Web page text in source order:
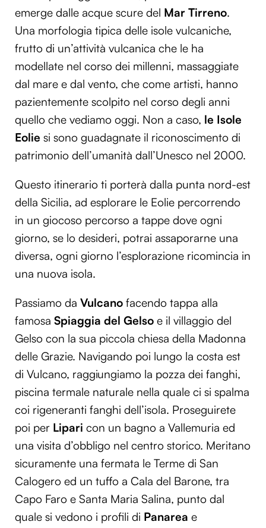
emerge dalle acque scure del Mar Tirreno.
Una morfologia tipica delle isole vulcaniche,
frutto di un’attività vulcanica che le ha
modellate nel corso dei millenni, massaggiate
dal mare e dal vento, che come artisti, hanno
pazientemente scolpito nel corso degli anni
quello che vediamo oggi. Non a caso, le Isole
Eolie si sono guadagnate il riconoscimento di
patrimonio dell’umanità dall’Unesco nel 2000.
Questo itinerario ti porterà dalla punta nord-est
della Sicilia, ad esplorare le Eolie percorrendo
in un giocoso percorso a tappe dove ogni
giorno, se lo desideri, potrai assaporarne una
diversa, ogni giorno l’esplorazione ricomincia in
una nuova isola.
Passiamo da Vulcano facendo tappa alla
famosa Spiaggia del Gelso e il villaggio del
Gelso con la sua piccola chiesa della Madonna
delle Grazie. Navigando poi lungo la costa est
di Vulcano, raggiungiamo la pozza dei fanghi,
piscina termale naturale nella quale ci si spalma
coi rigeneranti fanghi dell’isola. Proseguirete
poi per Lipari con un bagno a Vallemuria ed
una visita d’obbligo nel centro storico. Meritano
sicuramente una fermata le Terme di San
Calogero ed un tuffo a Cala del Barone, tra
Capo Faro e Santa Maria Salina, punto dal
quale si vedono i profili di Panarea e